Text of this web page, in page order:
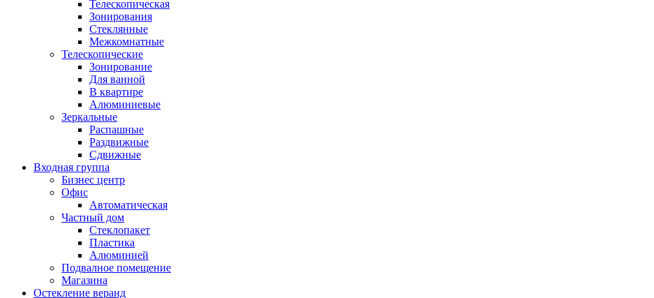
Телескопическая
Зонирования
Стеклянные
Межкомнатные
Телескопические
Зонирование
Для ванной
В квартире
Алюминиевые
Зеркальные
Распашные
Раздвижные
Сдвижные
Входная группа
Бизнес центр
Офис
Автоматическая
Частный дом
Стеклопакет
Пластика
Алюминией
Подвалное помещение
Магазина
Остекление веранд